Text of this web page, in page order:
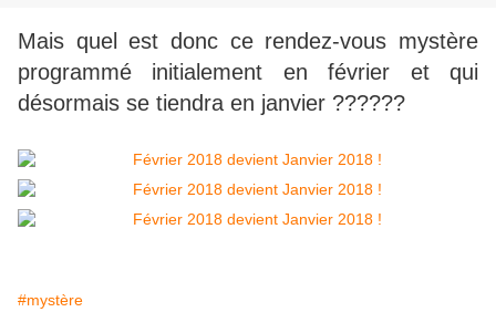
Mais quel est donc ce rendez-vous mystère
programmé initialement en février et qui
désormais se tiendra en janvier ??????
#mystère